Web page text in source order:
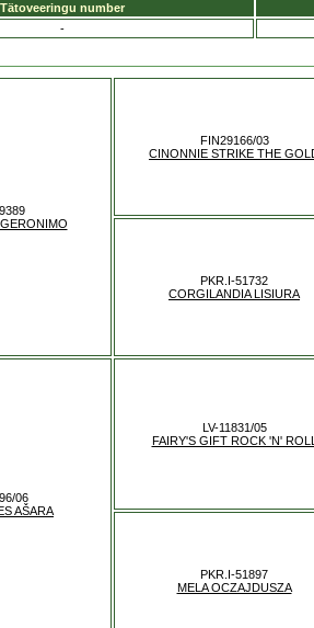
Tätoveeringu number
-
FIN29166/03
CINONNIE STRIKE THE
PKR.I-51732
CORGILANDIA LISIURA
06
AŠARA
LV-11831/05
FAIRY'S GIFT ROCK 'N'
PKR.I-51897
MELA OCZAJDUSZA